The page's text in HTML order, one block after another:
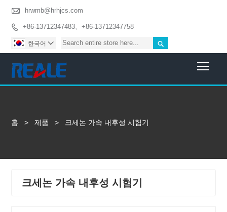
 hrwmb@hrhjcs.com
 +86-13712347483、+86-13712347758

한국어 
홈 > 제품 > 크세논 가속 내후성 시험기
크세논 가속 내후성 시험기